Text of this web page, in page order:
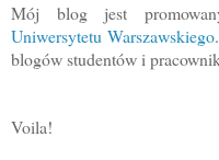
Mój blog jest
Uniwersytetu Warszawskiego
blogów studentów i
Voila!